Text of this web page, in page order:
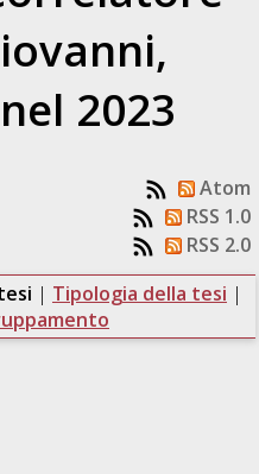
,
2023
Atom
RSS 1.0
RSS 2.0
| Tipologia della tesi |